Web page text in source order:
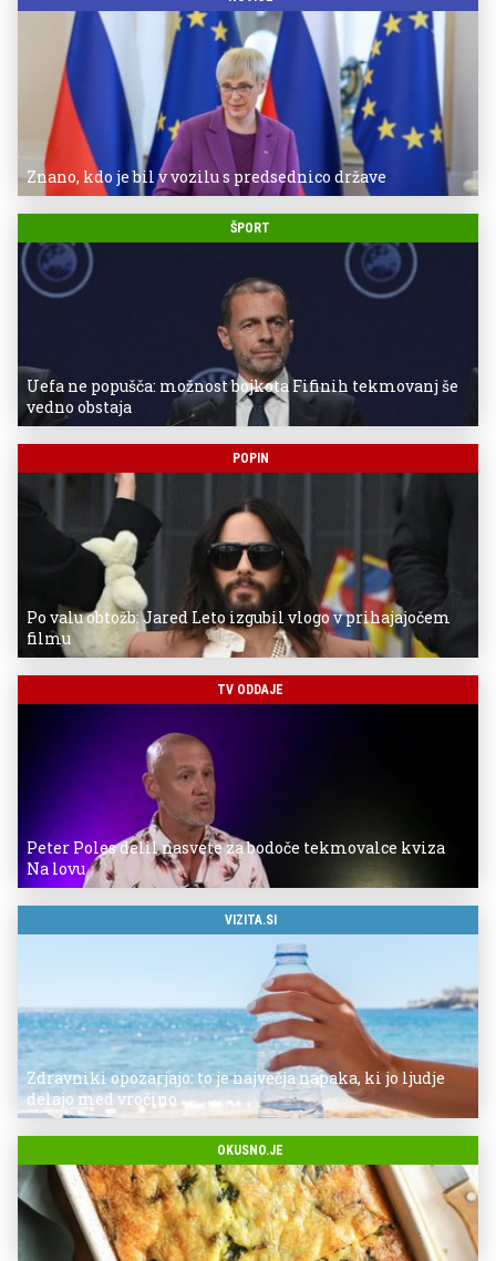
Znano, kdo je bil v vozilu s predsednico države
ŠPORT
Uefa ne popušča: možnost bojkota Fifinih tekmovanj še
vedno obstaja
POPIN
Po valu obtožb: Jared Leto izgubil vlogo v prihajajočem
filmu
TV ODDAJE
Peter Poles delil nasvete za bodoče tekmovalce kviza
Na lovu
VIZITA.SI
Zdravniki opozarjajo: to je največja napaka, ki jo ljudje
delajo med vročino
OKUSNO.JE